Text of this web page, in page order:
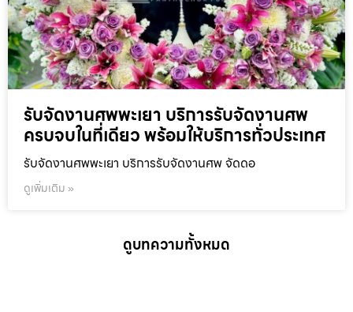
รับจัดงานศพพะเยา บริการรับจัดงานศพ
ครบจบในที่เดียว พร้อมให้บริการทั่วประเทศ
รับจัดงานศพพะเยา บริการรับจัดงานศพ จัดดอ
ดูเพิ่มเติม »
ดูบทความทั้งหมด